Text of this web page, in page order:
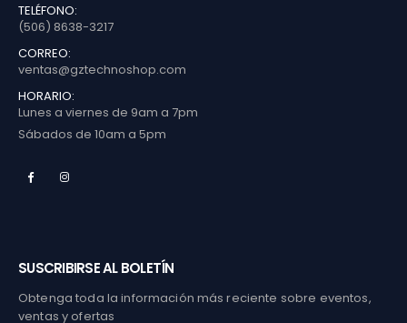
TELÉFONO:
(506) 8638-3217
CORREO:
ventas@gztechnoshop.com
HORARIO:
Lunes a viernes de 9am a 7pm
Sábados de 10am a 5pm
SUSCRIBIRSE AL BOLETÍN
Obtenga toda la información más reciente sobre eventos,
ventas y ofertas